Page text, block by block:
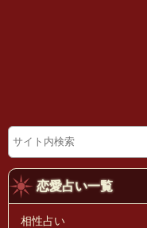
恋愛占い一覧
相性占い